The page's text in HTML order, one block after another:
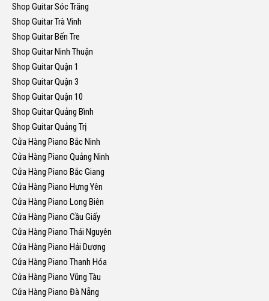
Shop Guitar Sóc Trăng
Shop Guitar Trà Vinh
Shop Guitar Bến Tre
Shop Guitar Ninh Thuận
Shop Guitar Quận 1
Shop Guitar Quận 3
Shop Guitar Quận 10
Shop Guitar Quảng Bình
Shop Guitar Quảng Trị
Cửa Hàng Piano Bắc Ninh
Cửa Hàng Piano Quảng Ninh
Cửa Hàng Piano Bắc Giang
Cửa Hàng Piano Hưng Yên
Cửa Hàng Piano Long Biên
Cửa Hàng Piano Cầu Giấy
Cửa Hàng Piano Thái Nguyên
Cửa Hàng Piano Hải Dương
Cửa Hàng Piano Thanh Hóa
Cửa Hàng Piano Vũng Tàu
Cửa Hàng Piano Đà Nẵng